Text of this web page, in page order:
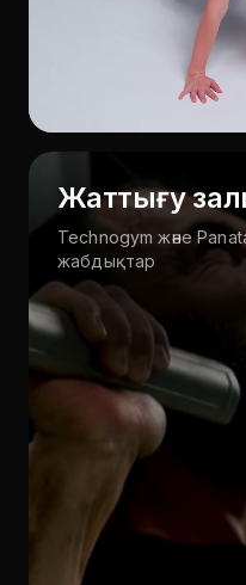
Жаттығу
Technogym және
жабдықтар